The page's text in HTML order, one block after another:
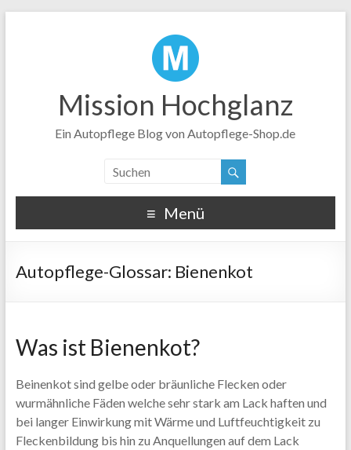
Mission Hochglanz
Ein Autopflege Blog von Autopflege-Shop.de
Menü
Bienenkot
Was ist Bienenkot?
Beinenkot sind gelbe oder bräunliche Flecken oder
wurmähnliche Fäden welche sehr stark am Lack haften und
bei langer Einwirkung mit Wärme und Luftfeuchtigkeit zu
Fleckenbildung bis hin zu Anquellungen auf dem Lack